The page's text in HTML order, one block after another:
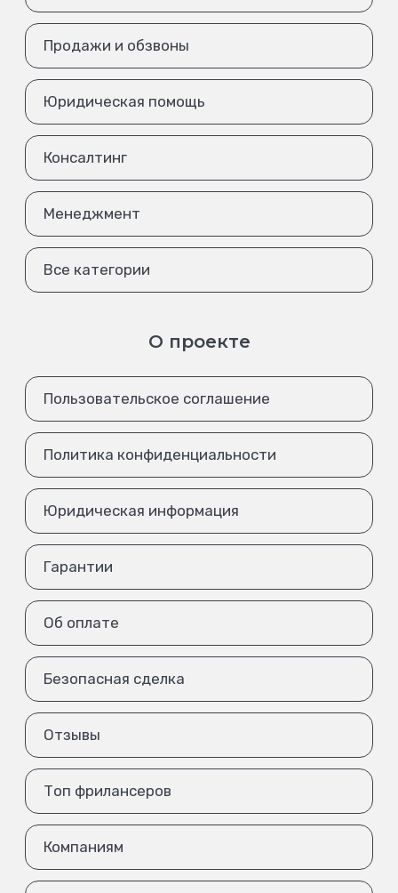
Продажи и обзвоны
Юридическая помощь
Консалтинг
Менеджмент
Все категории
О проекте
Пользовательское соглашение
Политика конфиденциальности
Юридическая информация
Гарантии
Об оплате
Безопасная сделка
Отзывы
Топ фрилансеров
Компаниям